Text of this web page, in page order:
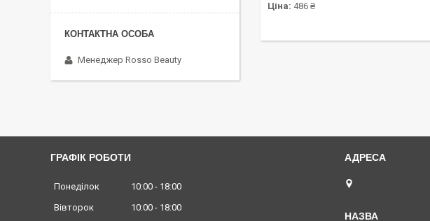
Ціна: 486 ₴
Менеджер Rosso Beauty
ГРАФІК РОБОТИ
Понеділок 10:00
18:00
Вівторок
10:00 18:00